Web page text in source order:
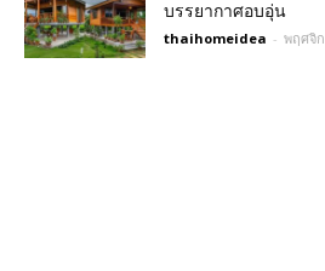
บรรยากาศอบอุ่น
thaihomeidea - พฤศจิ